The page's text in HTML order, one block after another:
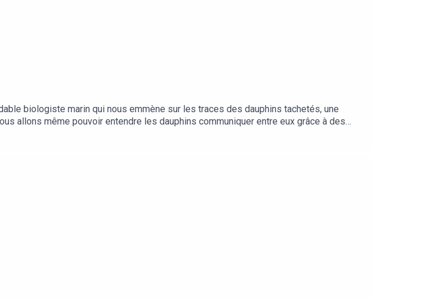
biologiste marin qui nous emmène sur les traces des dauphins tachetés, une
allons même pouvoir entendre les dauphins communiquer entre eux grâce à des
Fléchère.Mis en musique et mixé par Morgane PeyrotRetrouvez tous nos podcasts